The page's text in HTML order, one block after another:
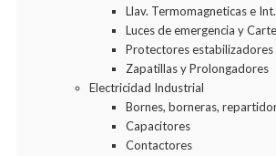
Llav. Termomagneticas e
Luces de emergencia y
Protectores estabilizadores
Zapatillas y Prolongadores
Electricidad Industrial
Bornes, borneras,
Capacitores
Contactores